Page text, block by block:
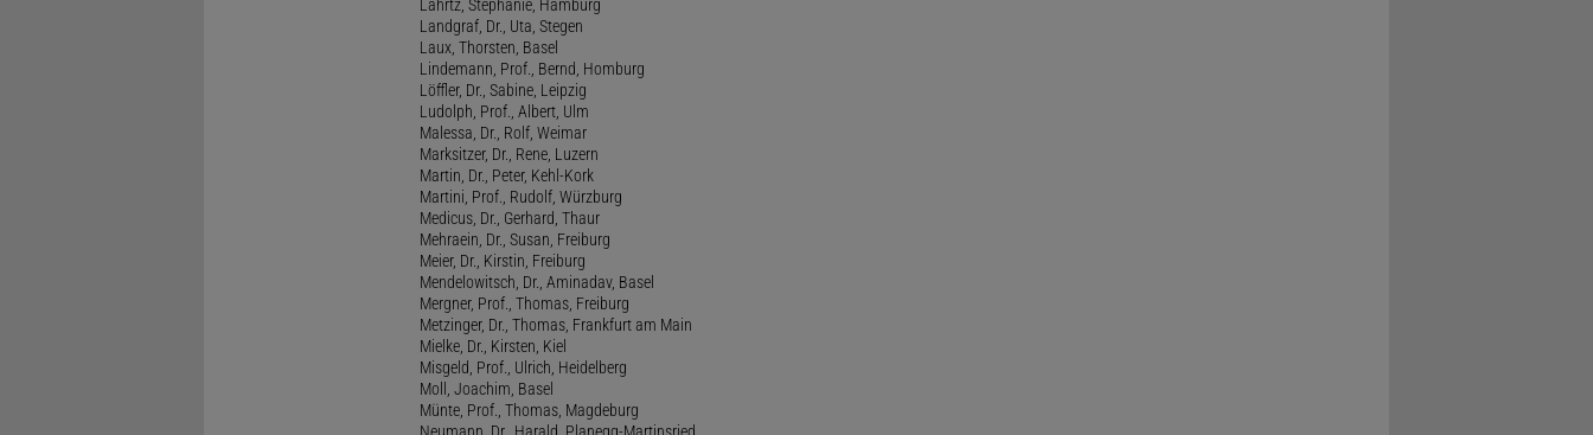
Lahrtz, Stephanie, Hamburg
Landgraf, Dr., Uta, Stegen
Laux, Thorsten, Basel
Lindemann, Prof., Bernd, Homburg
Löffler, Dr., Sabine, Leipzig
Ludolph, Prof., Albert, Ulm
Malessa, Dr., Rolf, Weimar
Marksitzer, Dr., Rene, Luzern
Martin, Dr., Peter, Kehl-Kork
Martini, Prof., Rudolf, Würzburg
Medicus, Dr., Gerhard, Thaur
Mehraein, Dr., Susan, Freiburg
Meier, Dr., Kirstin, Freiburg
Mendelowitsch, Dr., Aminadav, Basel
Mergner, Prof., Thomas, Freiburg
Metzinger, Dr., Thomas, Frankfurt am Main
Mielke, Dr., Kirsten, Kiel
Misgeld, Prof., Ulrich, Heidelberg
Moll, Joachim, Basel
Münte, Prof., Thomas, Magdeburg